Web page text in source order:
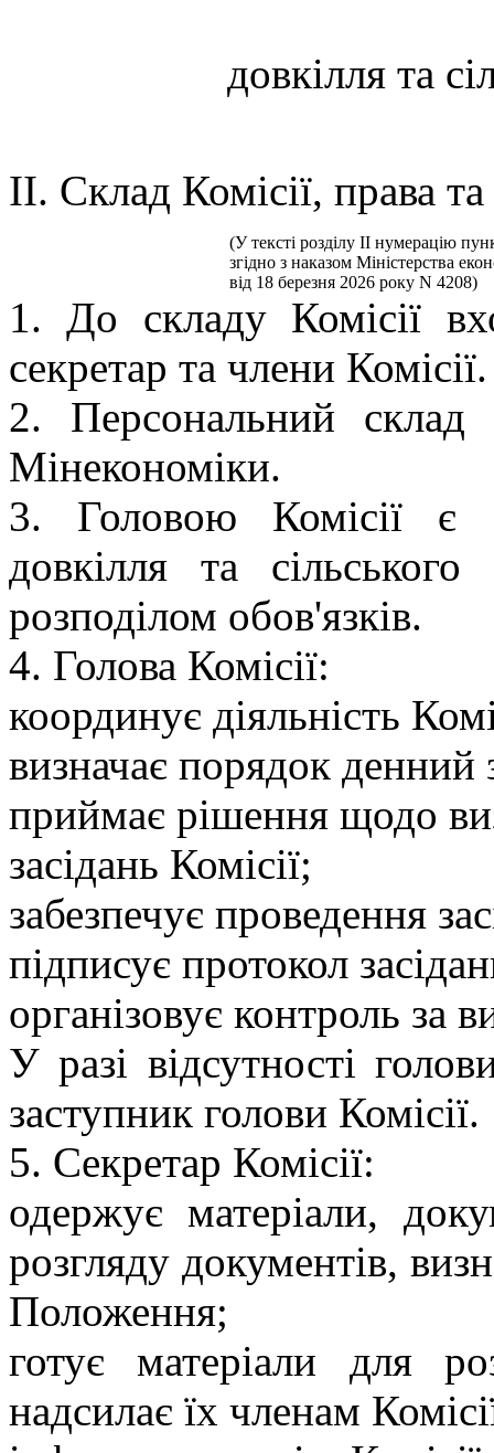
довкілля та
II. Склад Комісії, права та
(У тексті розділу II нумерацію
згідно з наказом Міністерства
від 18 березня 2026 року N 4208)
1. До складу Комісії
секретар та члени Комісії.
2. Персональний склад
Мінекономіки.
3. Головою Комісії є
довкілля та
розподілом обов'язків.
4. Голова Комісії:
координує діяльність
визначає порядок денний
приймає рішення щодо
засідань Комісії;
забезпечує проведення
підписує протокол
організовує контроль за
У разі відсутності
заступник голови Комісії.
5. Секретар Комісії:
одержує матеріали,
розгляду документів,
Положення;
готує матеріали для
надсилає їх членам